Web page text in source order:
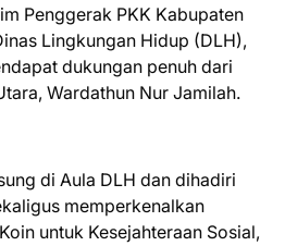
Penggerak PKK Kabupaten
Lingkungan Hidup (DLH),
dukungan penuh dari
Wardathun Nur Jamilah.
di Aula DLH dan dihadiri
memperkenalkan
untuk Kesejahteraan Sosial,